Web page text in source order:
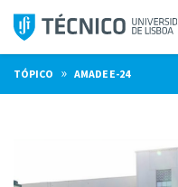
Saltar
para
o
conteúdo
TÓPICO » AMADEE-24